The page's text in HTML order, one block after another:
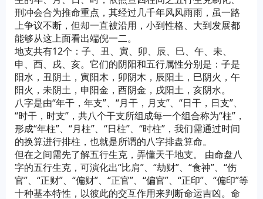
刑冲会合为推命重点，其经过几千年风风雨雨，虽一路
上争议不断，但却一直被沿用，小到性格、大到发展都
能够从这上面看出端倪一二。
地支共有12个：子、丑、寅、卯、辰、巳、午、未、
申、酉、戌、亥。它们的阴阳和五行属性分别是：子是
阳水，丑阴土，寅阳木，卯阴木，辰阳土，巳阴火，午
阳火，未阴土，申阳金，酉阴金，戌阳土，亥阴水。
八字是由“年干，年支”、“月干，月支”、“日干，日支”、
“时干，时支”，共八个干支所组成每一个组合称为“柱”，
形成“年柱”、“月柱”、“日柱”、“时柱”，我们需通过时间
的换算进行排柱，也就是所谓的八字排盘算命。
但在之间需先了解五行生克，弄懂天干地支。 由命盘八
字的五行生克，可演化出“比肩”、“劫财”、“食神”、“伤
官”、“正财”、“偏财”、“正官”、“偏官”、“正印”、“偏印”等
十种基本特性，以彼此的交互作用来判断命运吉凶。命